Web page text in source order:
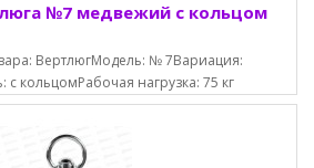
№7 медвежий с кольцом
ВертлюгМодель: № 7Вариация:
кольцомРабочая нагрузка: 75 кг